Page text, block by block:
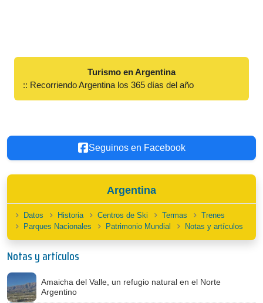
Turismo en Argentina
:: Recorriendo Argentina los 365 días del año
Seguinos en Facebook
Argentina
Datos Historia Centros de Ski Termas
Trenes
Parques Nacionales
Patrimonio Mundial Notas y artículos
Notas y artículos
Amaicha del Valle, un refugio natural en el Norte
Argentino